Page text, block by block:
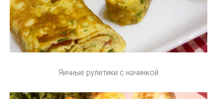
Яичные рулетики с начинкой